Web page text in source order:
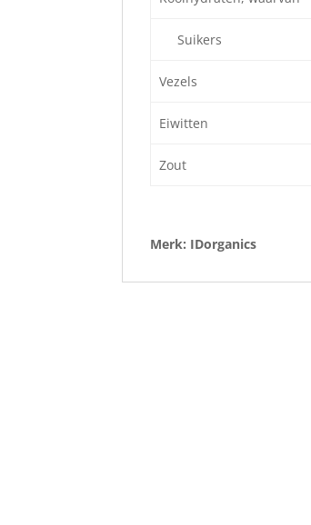
Suikers
Vezels
Eiwitten
Zout
Merk: IDorganics